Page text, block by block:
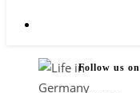
Follow us on